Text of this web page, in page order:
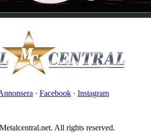
· Facebook · Instagram
All rights reserved.